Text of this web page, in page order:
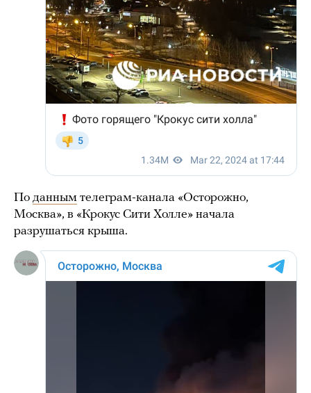
По данным телеграм-канала «Осторожно,
Москва», в «Крокус Сити Холле» начала
разрушаться крыша.